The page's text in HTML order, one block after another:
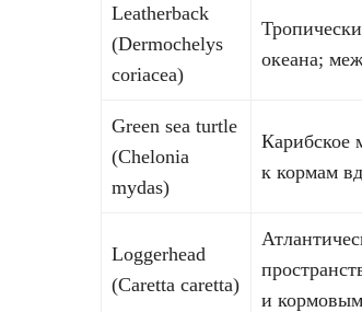
Leatherback
(Dermochelys
coriacea)
океана;
Green sea turtle
(Chelonia
mydas)
Карибское
к кормам
Loggerhead
(Caretta caretta)
и